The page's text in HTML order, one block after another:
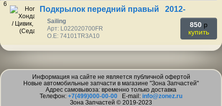
6
Подкрылок передний правый 2012-
Sailing
Арт: L022020700FR
O.E: 74101TR3A10
850 p
купить
Информация на сайте не является публичной офертой
Новые автомобильные запчасти в магазине "Зона Запчастей"
Адрес самовывоза: временно только доставка
Телефон: +7(499)000-00-00 E-mail: info@zonez.ru
Зона Запчастей © 2019-2023